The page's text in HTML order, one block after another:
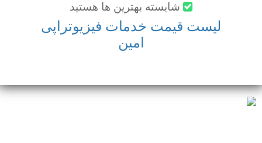
شايسته بهترين ها هستيد
لیست قیمت خدمات فیزیوتراپی
امین